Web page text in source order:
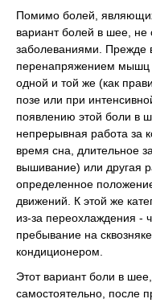
Помимо болей,
вариант болей в шее, не
заболеваниями. Прежде
перенапряжением мышц
одной и той же (как
позе или при
появлению этой боли в
непрерывная работа за
время сна, длительное
вышивание) или другая
определенное
движений. К этой же
из-за переохлаждения -
пребывание на
кондиционером.
Этот вариант боли в
самостоятельно, после